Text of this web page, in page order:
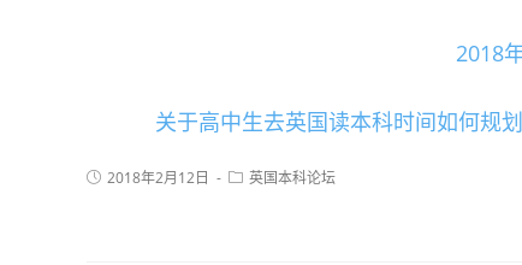
2018
关于高中生去英国读本科时间如何规
2018年2月12日 英国本科论坛